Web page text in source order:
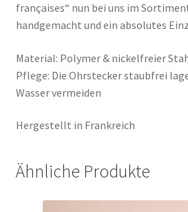
françaises“ nun bei uns im
handgemacht und ein absolutes
Material: Polymer & nickelfreier
Pflege: Die Ohrstecker staubfrei
Wasser vermeiden
Hergestellt in Frankreich
Ähnliche Produkte